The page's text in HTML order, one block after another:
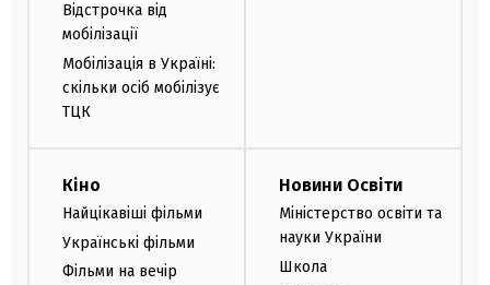
Відстрочка від
мобілізації
Мобілізація в Україні:
скільки осіб мобілізує
ТЦК
Кіно
Найцікавіші фільми
Українські фільми
Фільми на вечір
Новини Освіти
Міністерство освіти та
науки України
Школа